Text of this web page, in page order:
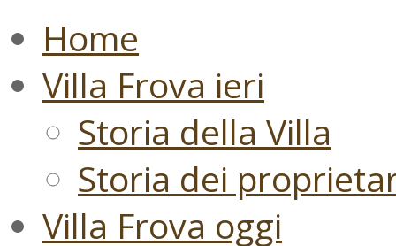
Home
Villa Frova ieri
Storia della Villa
Storia dei
Villa Frova oggi